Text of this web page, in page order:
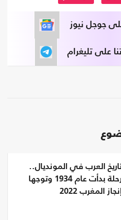
على جوجل نيوز
على تليغرام
العرب في المونديال..
رحلة بدأت عام 1934 وتوجها
إنجاز المغرب 2022